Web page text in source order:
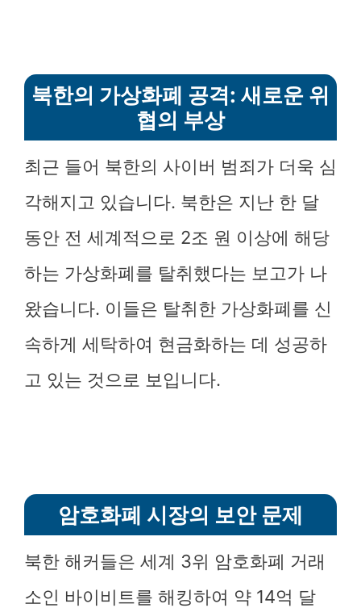
북한의 가상화폐 공격: 새로운 위
협의 부상
최근 들어 북한의 사이버 범죄가 더욱 심
각해지고 있습니다. 북한은 지난 한 달
동안 전 세계적으로 2조 원 이상에 해당
하는 가상화폐를 탈취했다는 보고가 나
왔습니다. 이들은 탈취한 가상화폐를 신
속하게 세탁하여 현금화하는 데 성공하
고 있는 것으로 보입니다.
암호화폐 시장의 보안 문제
북한 해커들은 세계 3위 암호화폐 거래
소인 바이비트를 해킹하여 약 14억 달